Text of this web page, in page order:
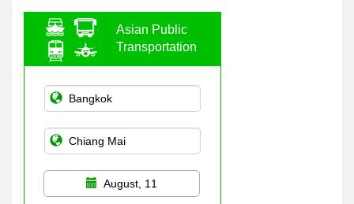
Asian Public
Transportation
August, 11